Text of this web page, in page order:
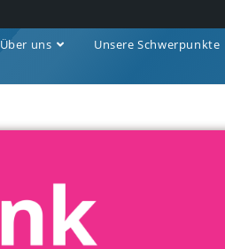
Über uns Unsere Schwerpunkte